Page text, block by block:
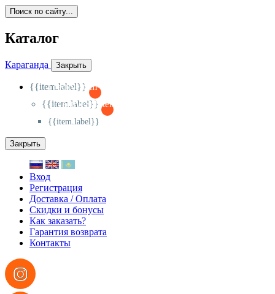
Поиск по сайту...
Каталог
Караганда Закрыть
{{item.label}}
{{activeItem==item.id?'-
{{item.label}}
{{activeSubitem==item.id?'-
{{item.label}}
Закрыть
Вход
Регистрация
Доставка / Оплата
Скидки и бонусы
Как заказать?
Гарантия возврата
Контакты